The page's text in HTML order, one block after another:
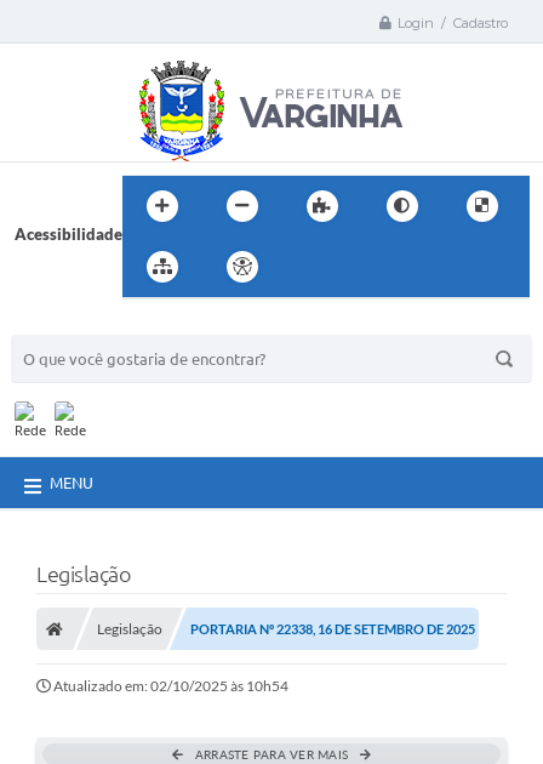
Login / Cadastro
Acessibilidade
MENU
Legislação
Legislação PORTARIA Nº 22338, 16 DE SETEMBRO DE 2025
Atualizado em: 02/10/2025 às 10h54
ARRASTE PARA VER MAIS